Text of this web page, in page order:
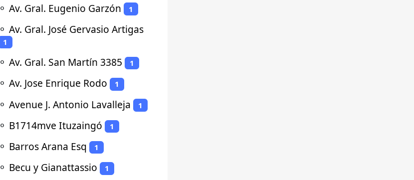
⚬ Av. Gral. Eugenio Garzón 1
⚬ Av. Gral. José Gervasio Artigas
1
⚬ Av. Gral. San Martín 3385 1
⚬ Av. Jose Enrique Rodo 1
⚬ Avenue J. Antonio Lavalleja 1
⚬ B1714mve Ituzaingó 1
⚬ Barros Arana Esq 1
⚬ Becu y Gianattassio 1